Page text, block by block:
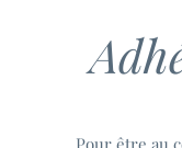
Pour être au